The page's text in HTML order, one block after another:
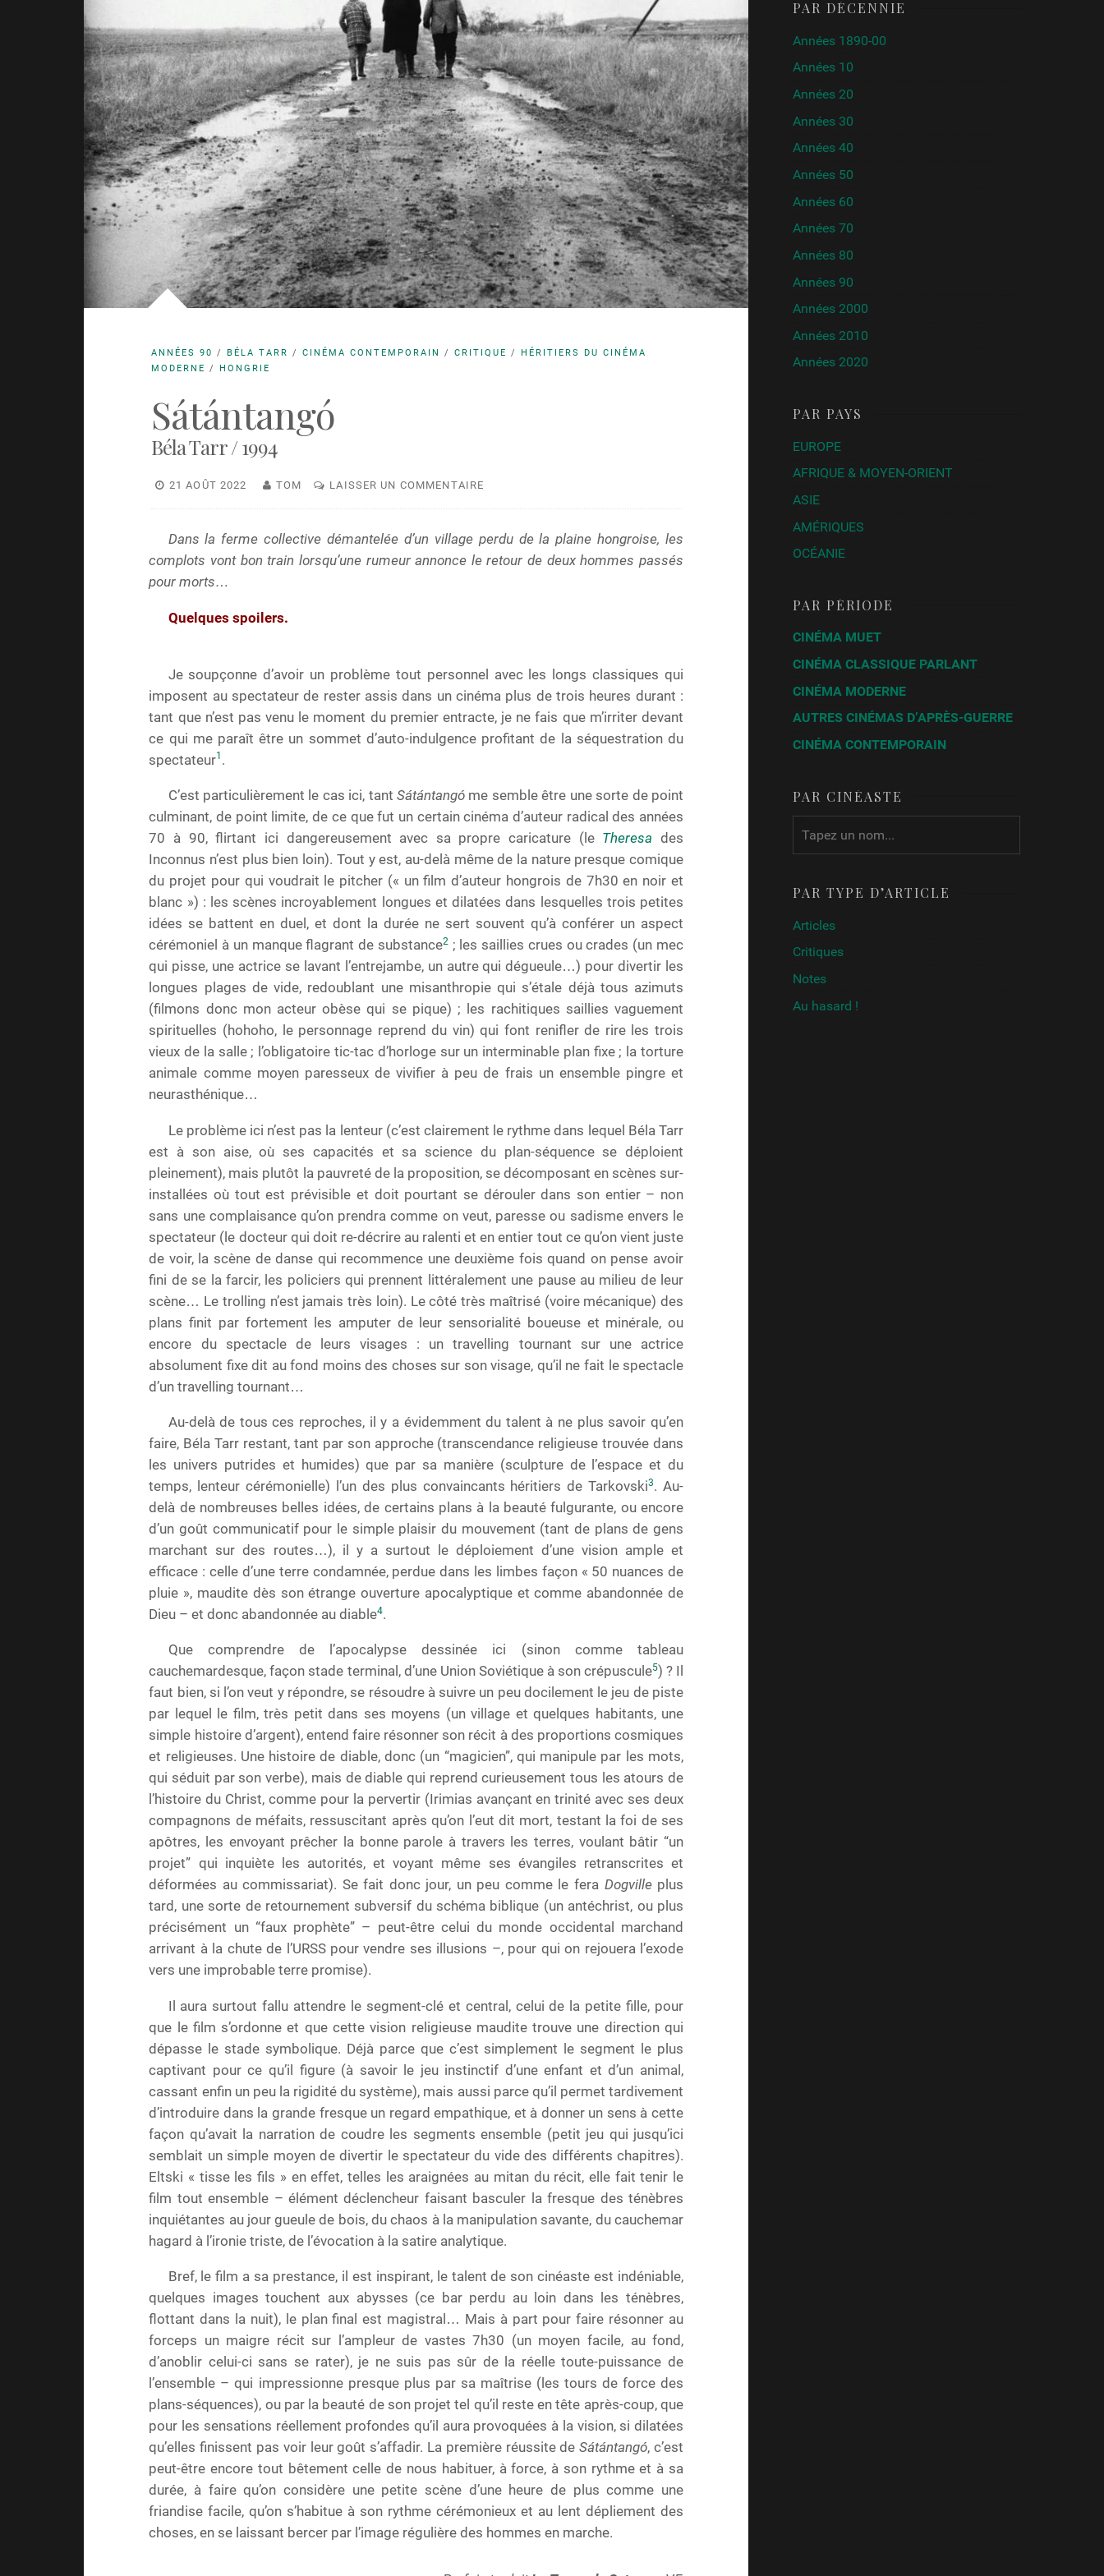
ANNÉES 90 / BÉLA TARR / CINÉMA CONTEMPORAIN / CRITIQUE / HÉRITIERS DU CINÉMA
MODERNE / HONGRIE
Sátántangó
Béla Tarr / 1994
21 AOÛT 2022 TOM LAISSER UN COMMENTAIRE
Dans la ferme collective démantelée d’un village perdu de la plaine hongroise, les
complots vont bon train lorsqu’une rumeur annonce le retour de deux hommes passés
pour morts…
Quelques spoilers.
Je soupçonne d’avoir un problème tout personnel avec les longs classiques qui
imposent au spectateur de rester assis dans un cinéma plus de trois heures durant :
tant que n’est pas venu le moment du premier entracte, je ne fais que m’irriter devant
ce qui me paraît être un sommet d’auto-indulgence profitant de la séquestration du
spectateur1 .
C’est particulièrement le cas ici, tantSátántangó me semble être une sorte de point
culminant, de point limite, de ce que fut un certain cinéma d’auteur radical des années
70 à 90, flirtant ici dangereusement avec sa propre caricature (le Theresa des
Inconnus n’est plus bien loin). Tout y est, au-delà même de la nature presque comique
du projet pour qui voudrait le pitcher (« un film d’auteur hongrois de 7h30 en noir et
blanc ») : les scènes incroyablement longues et dilatées dans lesquelles trois petites
idées se battent en duel, et dont la durée ne sert souvent qu’à conférer un aspect
cérémoniel à un manque flagrant de substance2; les saillies crues ou crades (un mec
qui pisse, une actrice se lavant l’entrejambe, un autre qui dégueule…) pour divertir les
longues plages de vide, redoublant une misanthropie qui s’étale déjà tous azimuts
(filmons donc mon acteur obèse qui se pique) ; les rachitiques saillies vaguement
spirituelles (hohoho, le personnage reprend du vin) qui font renifler de rire les trois
vieux de la salle ; l’obligatoire tic-tac d’horloge sur un interminable plan fixe ; la torture
animale comme moyen paresseux de vivifier à peu de frais un ensemble pingre et
neurasthénique…
Le problème ici n’est pas la lenteur (c’est clairement le rythme dans lequel Béla Tarr
est à son aise, où ses capacités et sa science du plan-séquence se déploient
pleinement), mais plutôt la pauvreté de la proposition, se décomposant en scènes sur-
installées où tout est prévisible et doit pourtant se dérouler dans son entier – non
sans une complaisance qu’on prendra comme on veut, paresse ou sadisme envers le
spectateur (le docteur qui doit re-décrire au ralenti et en entier tout ce qu’on vient juste
de voir, la scène de danse qui recommence une deuxième fois quand on pense avoir
fini de se la farcir, les policiers qui prennent littéralement une pause au milieu de leur
scène… Le trolling n’est jamais très loin). Le côté très maîtrisé (voire mécanique) des
plans finit par fortement les amputer de leur sensorialité boueuse et minérale, ou
encore du spectacle de leurs visages : un travelling tournant sur une actrice
absolument fixe dit au fond moins des choses sur son visage, qu’il ne fait le spectacle
d’un travelling tournant…
Au-delà de tous ces reproches, il y a évidemment du talent à ne plus savoir qu’en
faire, Béla Tarr restant, tant par son approche (transcendance religieuse trouvée dans
les univers putrides et humides) que par sa manière (sculpture de l’espace et du
temps, lenteur cérémonielle) l’un des plus convaincants héritiers de Tarkovski3. Au-
delà de nombreuses belles idées, de certains plans à la beauté fulgurante, ou encore
d’un goût communicatif pour le simple plaisir du mouvement (tant de plans de gens
marchant sur des routes…), il y a surtout le déploiement d’une vision ample et
efficace : celle d’une terre condamnée, perdue dans les limbes façon « 50 nuances de
pluie », maudite dès son étrange ouverture apocalyptique et comme abandonnée de
Dieu – et donc abandonnée au diable4.
Que comprendre de l’apocalypse dessinée ici (sinon comme tableau
cauchemardesque, façon stade terminal, d’une Union Soviétique à son crépuscule5) ? Il
faut bien, si l’on veut y répondre, se résoudre à suivre un peu docilement le jeu de piste
par lequel le film, très petit dans ses moyens (un village et quelques habitants, une
simple histoire d’argent), entend faire résonner son récit à des proportions cosmiques
et religieuses. Une histoire de diable, donc (un “magicien”, qui manipule par les mots,
qui séduit par son verbe), mais de diable qui reprend curieusement tous les atours de
l’histoire du Christ, comme pour la pervertir (Irimias avançant en trinité avec ses deux
compagnons de méfaits, ressuscitant après qu’on l’eut dit mort, testant la foi de ses
apôtres, les envoyant prêcher la bonne parole à travers les terres, voulant bâtir “un
projet” qui inquiète les autorités, et voyant même ses évangiles retranscrites et
déformées au commissariat). Se fait donc jour, un peu comme le fera Dogvilleplus
tard, une sorte de retournement subversif du schéma biblique (un antéchrist, ou plus
précisément un “faux prophète” – peut-être celui du monde occidental marchand
arrivant à la chute de l’URSS pour vendre ses illusions –, pour qui on rejouera l’exode
vers une improbable terre promise).
Il aura surtout fallu attendre le segment-clé et central, celui de la petite fille, pour
que le film s’ordonne et que cette vision religieuse maudite trouve une direction qui
dépasse le stade symbolique. Déjà parce que c’est simplement le segment le plus
captivant pour ce qu’il figure (à savoir le jeu instinctif d’une enfant et d’un animal,
cassant enfin un peu la rigidité du système), mais aussi parce qu’il permet tardivement
d’introduire dans la grande fresque un regard empathique, et à donner un sens à cette
façon qu’avait la narration de coudre les segments ensemble (petit jeu qui jusqu’ici
semblait un simple moyen de divertir le spectateur du vide des différents chapitres).
Eltski « tisse les fils » en effet, telles les araignées au mitan du récit, elle fait tenir le
film tout ensemble – élément déclencheur faisant basculer la fresque des ténèbres
inquiétantes au jour gueule de bois, du chaos à la manipulation savante, du cauchemar
hagard à l’ironie triste, de l’évocation à la satire analytique.
Bref, le film a sa prestance, il est inspirant, le talent de son cinéaste est indéniable,
quelques images touchent aux abysses (ce bar perdu au loin dans les ténèbres,
flottant dans la nuit), le plan final est magistral… Mais à part pour faire résonner au
forceps un maigre récit sur l’ampleur de vastes 7h30 (un moyen facile, au fond,
d’anoblir celui-ci sans se rater), je ne suis pas sûr de la réelle toute-puissance de
l’ensemble – qui impressionne presque plus par sa maîtrise (les tours de force des
plans-séquences), ou par la beauté de son projet tel qu’il reste en tête après-coup, que
pour les sensations réellement profondes qu’il aura provoquées à la vision, si dilatées
qu’elles finissent pas voir leur goût s’affadir. La première réussite deSátántangó, c’est
peut-être encore tout bêtement celle de nous habituer, à force, à son rythme et à sa
durée, à faire qu’on considère une petite scène d’une heure de plus comme une
friandise facile, qu’on s’habitue à son rythme cérémonieux et au lent dépliement des
choses, en se laissant bercer par l’image régulière des hommes en marche.
PAR DÉCENNIE
Années 1890-00
Années 10
Années 20
Années 30
Années 40
Années 50
Années 60
Années 70
Années 80
Années 90
Années 2000
Années 2010
Années 2020
PAR PAYS
EUROPE
AFRIQUE & MOYEN-ORIENT
ASIE
AMÉRIQUES
OCÉANIE
PAR PÉRIODE
CINÉMA MUET
CINÉMA CLASSIQUE PARLANT
CINÉMA MODERNE
AUTRES CINÉMAS D’APRÈS-GUERRE
CINÉMA CONTEMPORAIN
PAR CINÉASTE
PAR TYPE D’ARTICLE
Articles
Critiques
Notes
Au hasard !